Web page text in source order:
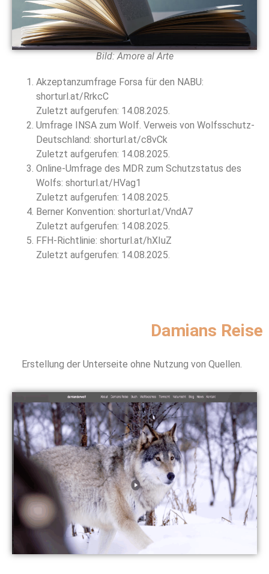
Bild: Amore al Arte
Akzeptanzumfrage Forsa für den NABU:
shorturl.at/RrkcC
Zuletzt aufgerufen: 14.08.2025.
Umfrage INSA zum Wolf. Verweis von Wolfsschutz-
Deutschland: shorturl.at/c8vCk
Zuletzt aufgerufen: 14.08.2025.
Online-Umfrage des MDR zum Schutzstatus des
Wolfs: shorturl.at/HVag1
Zuletzt aufgerufen: 14.08.2025.
Berner Konvention: shorturl.at/VndA7
Zuletzt aufgerufen: 14.08.2025.
FFH-Richtlinie: shorturl.at/hXIuZ
Zuletzt aufgerufen: 14.08.2025.
Damians Reise
Erstellung der Unterseite ohne Nutzung von Quellen.